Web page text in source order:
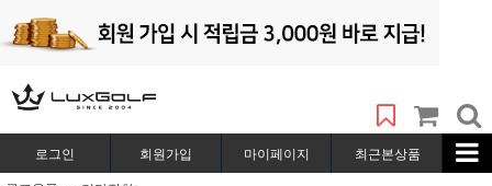
로그인 회원가입 마이페이지
최근본상품